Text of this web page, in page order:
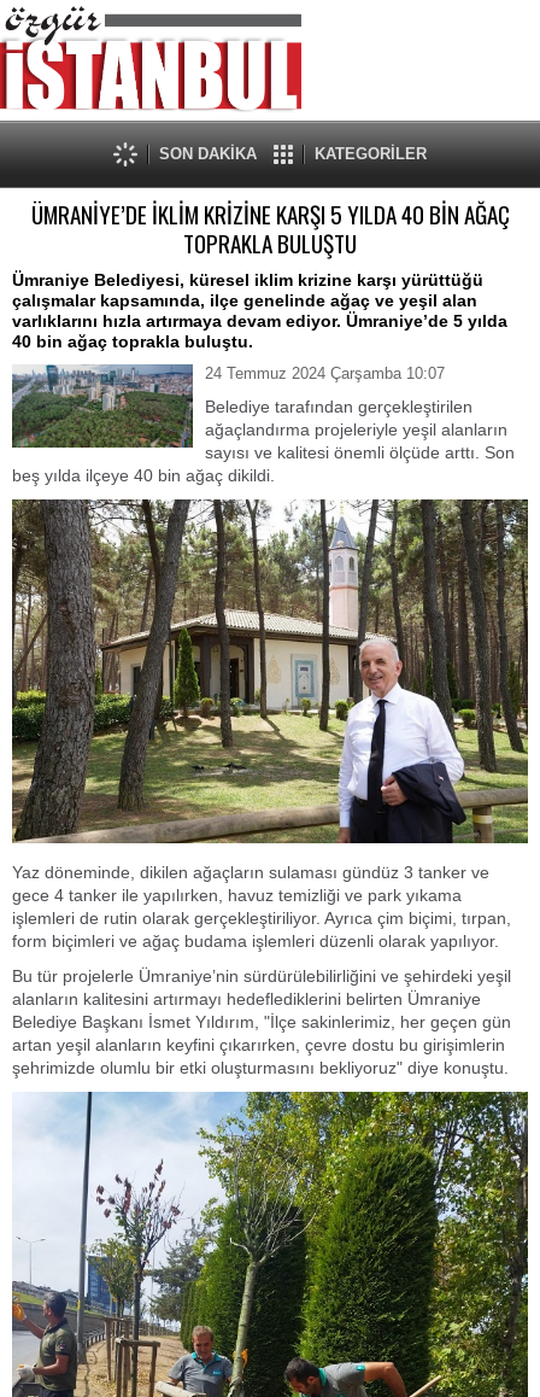
SON DAKİKA KATEGORİLER
ÜMRANİYE’DE İKLİM KRİZİNE KARŞI 5 YILDA 40 BİN AĞAÇ
TOPRAKLA BULUŞTU
Ümraniye Belediyesi, küresel iklim krizine karşı yürüttüğü
çalışmalar kapsamında, ilçe genelinde ağaç ve yeşil alan
varlıklarını hızla artırmaya devam ediyor. Ümraniye’de 5 yılda
40 bin ağaç toprakla buluştu.
24 Temmuz 2024 Çarşamba 10:07
Belediye tarafından gerçekleştirilen
ağaçlandırma projeleriyle yeşil alanların
sayısı ve kalitesi önemli ölçüde arttı. Son
beş yılda ilçeye 40 bin ağaç dikildi.
Yaz döneminde, dikilen ağaçların sulaması gündüz 3 tanker ve
gece 4 tanker ile yapılırken, havuz temizliği ve park yıkama
işlemleri de rutin olarak gerçekleştiriliyor. Ayrıca çim biçimi, tırpan,
form biçimleri ve ağaç budama işlemleri düzenli olarak yapılıyor.
Bu tür projelerle Ümraniye’nin sürdürülebilirliğini ve şehirdeki yeşil
alanların kalitesini artırmayı hedeflediklerini belirten Ümraniye
Belediye Başkanı İsmet Yıldırım, "İlçe sakinlerimiz, her geçen gün
artan yeşil alanların keyfini çıkarırken, çevre dostu bu girişimlerin
şehrimizde olumlu bir etki oluşturmasını bekliyoruz" diye konuştu.